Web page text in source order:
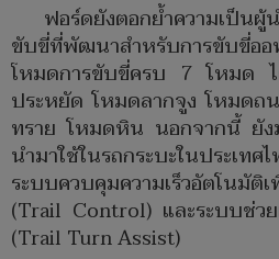
ฟอร์ดยังตอกย้ำความเป็นผู้
ขับขี่ที่พัฒนาสำหรับการขับขี่
โหมดการขับขี่ครบ 7 โหมด
ประหยัด โหมดลากจูง โหมด
ทราย โหมดหิน นอกจากนี้ ยัง
นำมาใช้ในรถกระบะในประเ
ระบบควบคุมความเร็วอัตโนมัติ
(Trail Control) และระบบช่วย
(Trail Turn Assist)